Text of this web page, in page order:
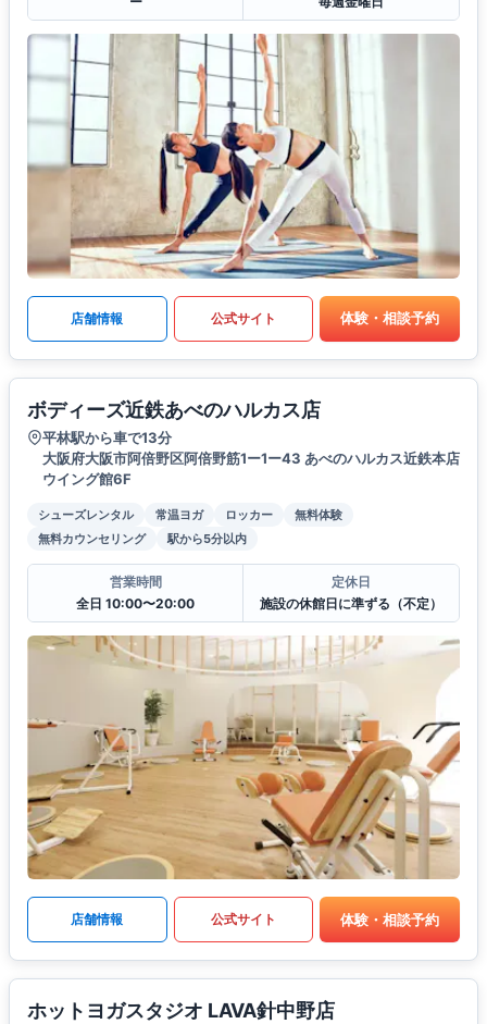
店舗情報 公式サイト 体験・相談予約
ボディーズ近鉄あべのハルカス店
平林駅から車で13分
大阪府大阪市阿倍野区阿倍野筋1ー1ー43 あべのハルカス近鉄本店
ウイング館6F
シューズレンタル 常温ヨガ ロッカー
無料体験
無料カウンセリング
駅から5分以内
営業時間
全日 10:00〜20:00
定休日
施設の休館日に準ずる（不定）
店舗情報 公式サイト 体験・相談予約
ホットヨガスタジオ LAVA針中野店